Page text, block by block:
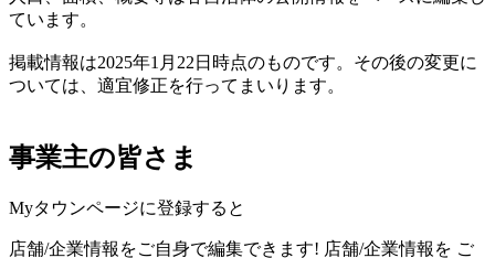
ています。
掲載情報は2025年1月22日時点のものです。その後の変更に
ついては、適宜修正を行ってまいります。
事業主の皆さま
Myタウンページに登録すると
店舗/企業情報をご自身で編集できます! 店舗/企業情報を ご